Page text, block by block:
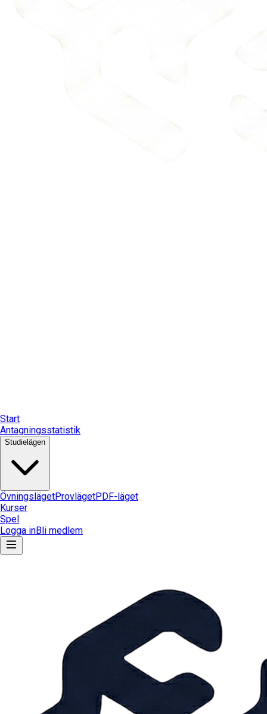
Start
Antagningsstatistik
Studielägen
ÖvningslägetProvlägetPDF-läget
Kurser
Spel
Logga inBli medlem